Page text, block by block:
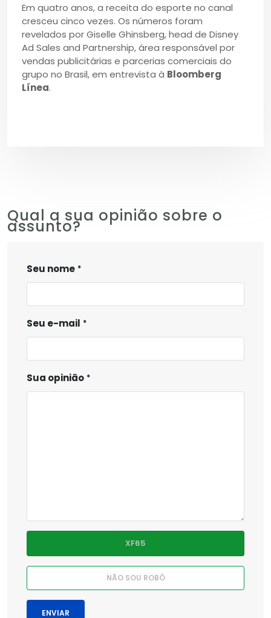
Em quatro anos, a receita do esporte no canal
cresceu cinco vezes. Os números foram
revelados por Giselle Ghinsberg, head de Disney
Ad Sales and Partnership, área responsável por
vendas publicitárias e parcerias comerciais do
grupo no Brasil, em entrevista à Bloomberg
Línea.
Qual a sua opinião sobre o
assunto?
Seu nome
Seu e-mail
Sua opinião